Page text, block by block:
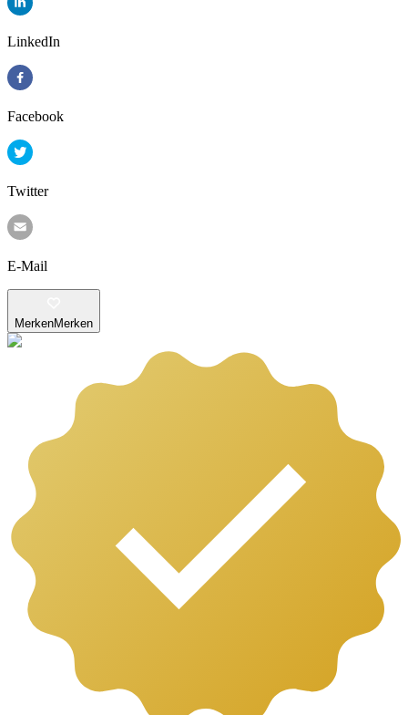
LinkedIn
Facebook
Twitter
E-Mail
MerkenMerken